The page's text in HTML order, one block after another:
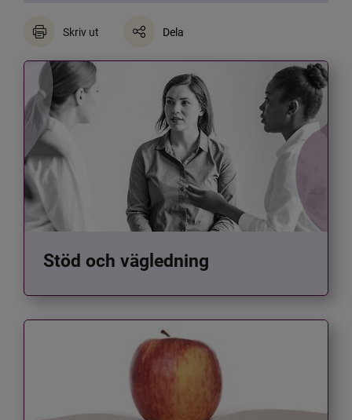
Skriv ut Dela
Stöd och vägledning